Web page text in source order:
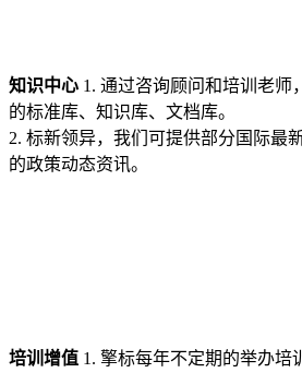
知识中心 1. 通过咨询顾问和培训老师
的标准库、知识库、文档库。
2. 标新领异，我们可提供部分国际最
的政策动态资讯。
培训增值 1. 擎标每年不定期的举办培